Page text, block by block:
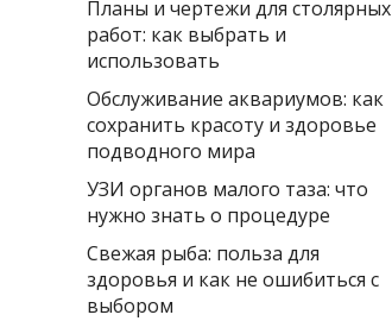
Планы и чертежи для столярных
работ: как выбрать и
использовать
Обслуживание аквариумов: как
сохранить красоту и здоровье
подводного мира
УЗИ органов малого таза: что
нужно знать о процедуре
Свежая рыба: польза для
здоровья и как не ошибиться с
выбором